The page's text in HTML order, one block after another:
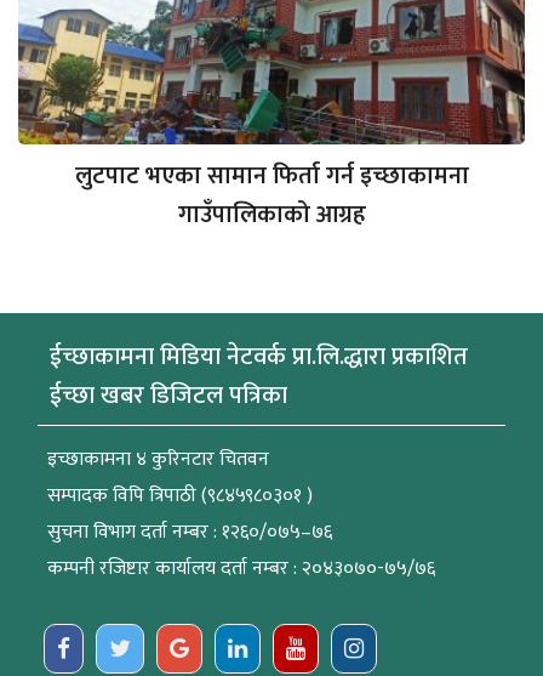
लुटपाट भएका सामान फिर्ता गर्न इच्छाकामना
गाउँपालिकाको आग्रह
ईच्छाकामना मिडिया नेटवर्क प्रा.लि.द्धारा प्रकाशित
ईच्छा खबर डिजिटल पत्रिका
इच्छाकामना ४ कुरिनटार चितवन
सम्पादक विपि त्रिपाठी (९८४५९८०३०१ )
सुचना विभाग दर्ता नम्बर : १२६०/०७५–७६
कम्पनी रजिष्टार कार्यालय दर्ता नम्बर : २०४३०७०-७५/७६